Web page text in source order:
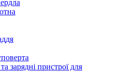
зарядні пристрої для